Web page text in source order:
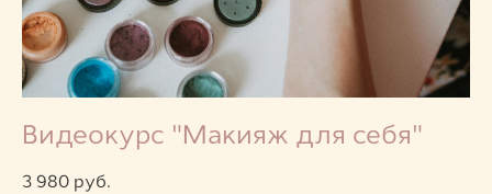
Видеокурс "Макияж для себя"
3 980 pуб.